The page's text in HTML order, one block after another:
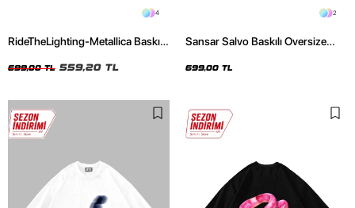
4
RideTheLighting-Metallica Baskılı
Tshirt
699,00 TL 559,20 TL
2
Sansar Salvo Baskılı Oversize
699,00 TL